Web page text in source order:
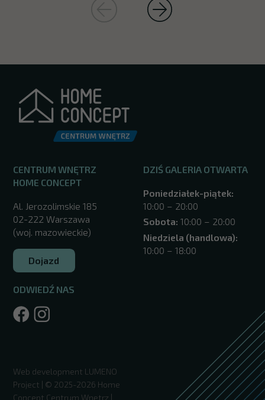
CENTRUM WNĘTRZ
HOME CONCEPT
Al. Jerozolimskie 185
02-222 Warszawa
(woj. mazowieckie)
Dojazd
ODWIEDŹ NAS
DZIŚ GALERIA OTWARTA
Poniedziałek-piątek:
10:00 – 20:00
Sobota: 10:00 – 20:00
Niedziela (handlowa):
10:00 – 18:00
Web development LUMENO
Project | © 2025-2026 Home
Concept Centrum Wnętrz |